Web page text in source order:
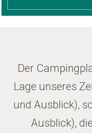
Der
Lage unseres
und Ausblick),
Ausblick),